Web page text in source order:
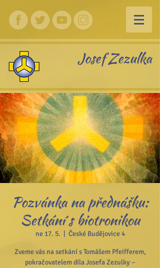
Josef Zezulka
Pozvánka na přednášku:
Setkání s biotronikou
ne 17. 5. České Budějovice 4
Zveme vás na setkání s Tomášem Pfeifferem,
pokračovatelem díla Josefa Zezulky –